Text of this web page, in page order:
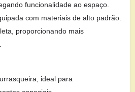
funcionalidade ao espaço.
com materiais de alto padrão.
proporcionando mais
ideal para